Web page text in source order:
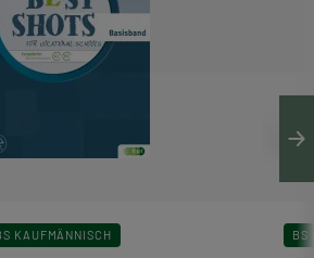
KAUFMÄNNISCH BS